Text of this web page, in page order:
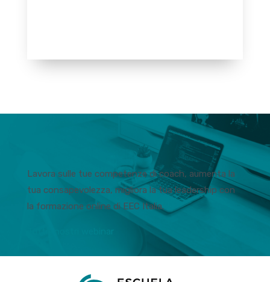
Lavora sulle tue competenze di coach, aumenta la
tua consapevolezza, migliora la tua leadership con
la formazione online di EEC Italia.